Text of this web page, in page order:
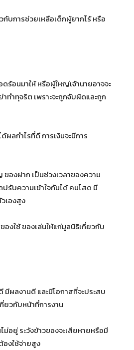
การช่วยเหลือเด็กผู้ยากไร้ หรือ
ร้อนมาให้ หรือผู้ใหญ่เจ้านายอาจจะ
ทำทุจริต เพราะจะถูกจับผิดและถูก
ผลกำไรที่ดี การเงินจะมีการ
องฝาก เป็นช่วงเวลาของความ
รับความเข้าใจกันได้ คนโสด มี
เองสูง
งใช้ ของเล่นให้แก่มูลนิธิเกี่ยวกับ
มีผลงานดี และมีโอกาสที่จะประสบ
ยวกับหน้าที่การงาน
อยู่ ระวังข้าวของจะเสียหายหรือมี
องใช้จ่ายสูง